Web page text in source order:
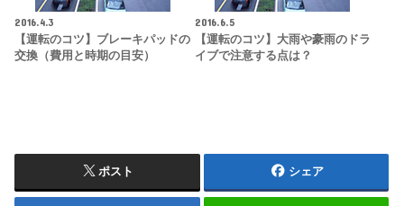
2016.4.3
【運転のコツ】ブレーキパッドの
交換（費用と時期の目安）
2016.6.5
【運転のコツ】大雨や豪雨のドラ
イブで注意する点は？
ポスト シェア